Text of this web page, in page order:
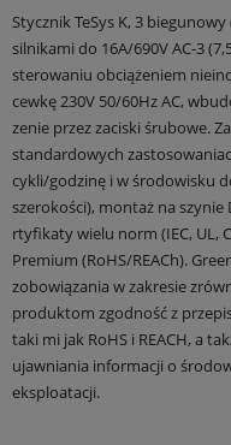
Stycznik TeSys K, 3
silnikami do 16A/690V AC-3
sterowaniu obciążeniem
cewkę 230V 50/60Hz AC,
zenie przez zaciski śrubowe.
standardowych
cykli/godzinę i w środowisku
szerokości), montaż na
rtyfikaty wielu norm (IEC, UL,
Premium (RoHS/REACh).
zobowiązania w zakresie
produktom zgodność z
taki mi jak RoHS i REACH, a
ujawniania informacji o
eksploatacji.